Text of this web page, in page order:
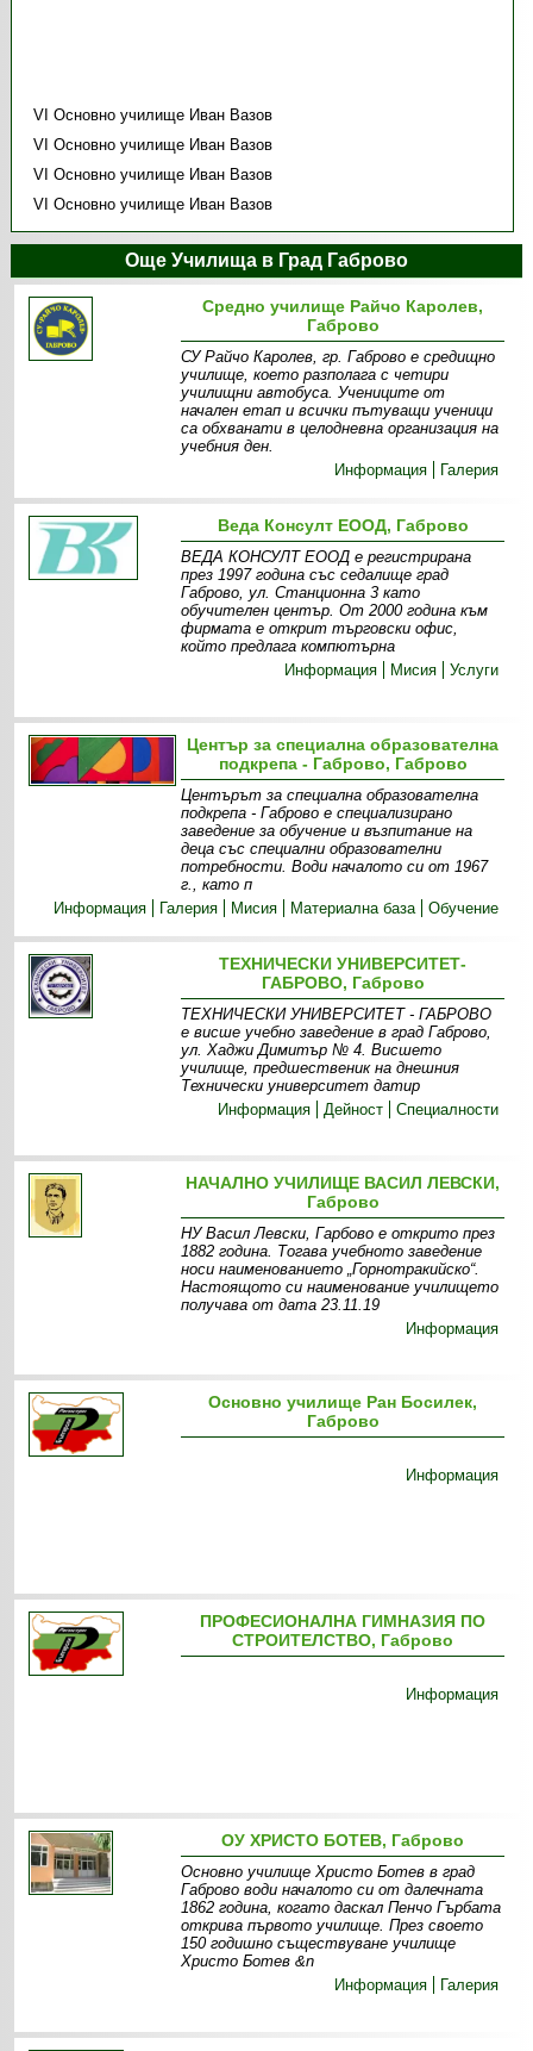
VI Основно училище Иван Вазов
VI Основно училище Иван Вазов
VI Основно училище Иван Вазов
VI Основно училище Иван Вазов
Още Училища в Град Габрово
Средно училище Райчо Каролев,
Габрово
СУ Райчо Каролев, гр. Габрово е средищно
училище, което разполага с четири
училищни автобуса. Учениците от
начален етап и всички пътуващи ученици
са обхванати в целодневна организация на
учебния ден.
Информация
Галерия
Веда Консулт ЕООД, Габрово
ВЕДА КОНСУЛТ ЕООД е регистрирана
през 1997 година със седалище град
Габрово, ул. Станционна 3 като
обучителен център. От 2000 година към
фирмата е открит търговски офис,
който предлага компютърна
Информация
Мисия Услуги
Център за специална образователна
подкрепа - Габрово, Габрово
Центърът за специална образователна
подкрепа - Габрово е специализирано
заведение за обучение и възпитание на
деца със специални образователни
потребности. Води началото си от 1967
г., като п
Информация
Галерия Мисия Материална база Обучение
ТЕХНИЧЕСКИ УНИВЕРСИТЕТ-
ГАБРОВО, Габрово
ТЕХНИЧЕСКИ УНИВЕРСИТЕТ - ГАБРОВО
е висше учебно заведение в град Габрово,
ул. Хаджи Димитър № 4. Висшето
училище, предшественик на днешния
Технически университет датир
Информация
Дейност Специалности
НАЧАЛНО УЧИЛИЩЕ ВАСИЛ ЛЕВСКИ,
Габрово
НУ Васил Левски, Гарбово е открито през
1882 година. Тогава учебното заведение
носи наименованието „Горнотракийско“.
Настоящото си наименование училището
получава от дата 23.11.19
Информация
Основно училище Ран Босилек,
Габрово
Информация
ПРОФЕСИОНАЛНА ГИМНАЗИЯ ПО
СТРОИТЕЛСТВО, Габрово
Информация
ОУ ХРИСТО БОТЕВ, Габрово
Основно училище Христо Ботев в град
Габрово води началото си от далечната
1862 година, когато даскал Пенчо Гърбата
открива първото училище. През своето
150 годишно съществуване училище
Христо Ботев &n
Информация
Галерия